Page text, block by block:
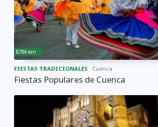
8786 km
FIESTAS TRADICIONALES Cuenca
Fiestas Populares de Cuenca